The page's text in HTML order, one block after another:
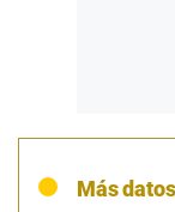
Más datos